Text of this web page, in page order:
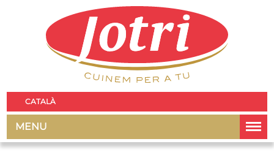
CATALÀ
MENU